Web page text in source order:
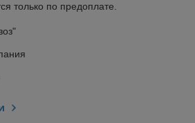
только по предоплате.